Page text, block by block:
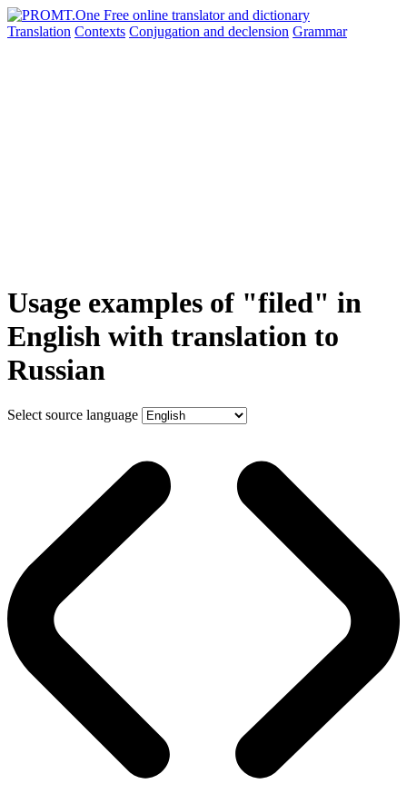
Translation Contexts Conjugation and declension Grammar
Usage examples of "filed" in
English with translation to
Russian
Select source language